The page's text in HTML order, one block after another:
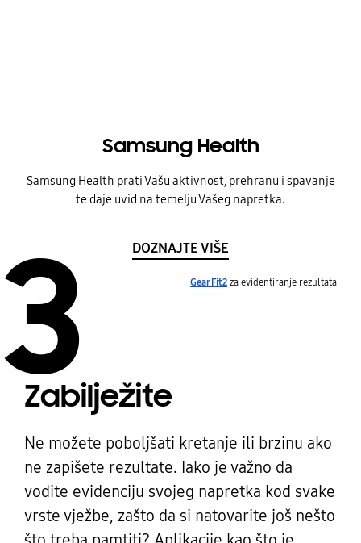
Samsung Health
Samsung Health prati Vašu aktivnost, prehranu i spavanje
te daje uvid na temelju Vašeg napretka.
DOZNAJTE VIŠE
Gear Fit2 za evidentiranje rezultata
3
Zabilježite
Ne možete poboljšati kretanje ili brzinu ako
ne zapišete rezultate. Iako je važno da
vodite evidenciju svojeg napretka kod svake
vrste vježbe, zašto da si natovarite još nešto